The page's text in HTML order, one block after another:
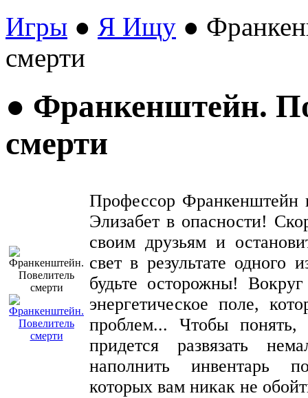
Игры ● Я Ищу ●
смерти
● Франкенштейн.
смерти
Профессор Франкенштейн
Элизабет в опасности!
своим друзьям и
свет в результате одного
будьте осторожны!
энергетическое поле,
проблем... Чтобы
придется развязать
наполнить инвентарь
которых вам никак не